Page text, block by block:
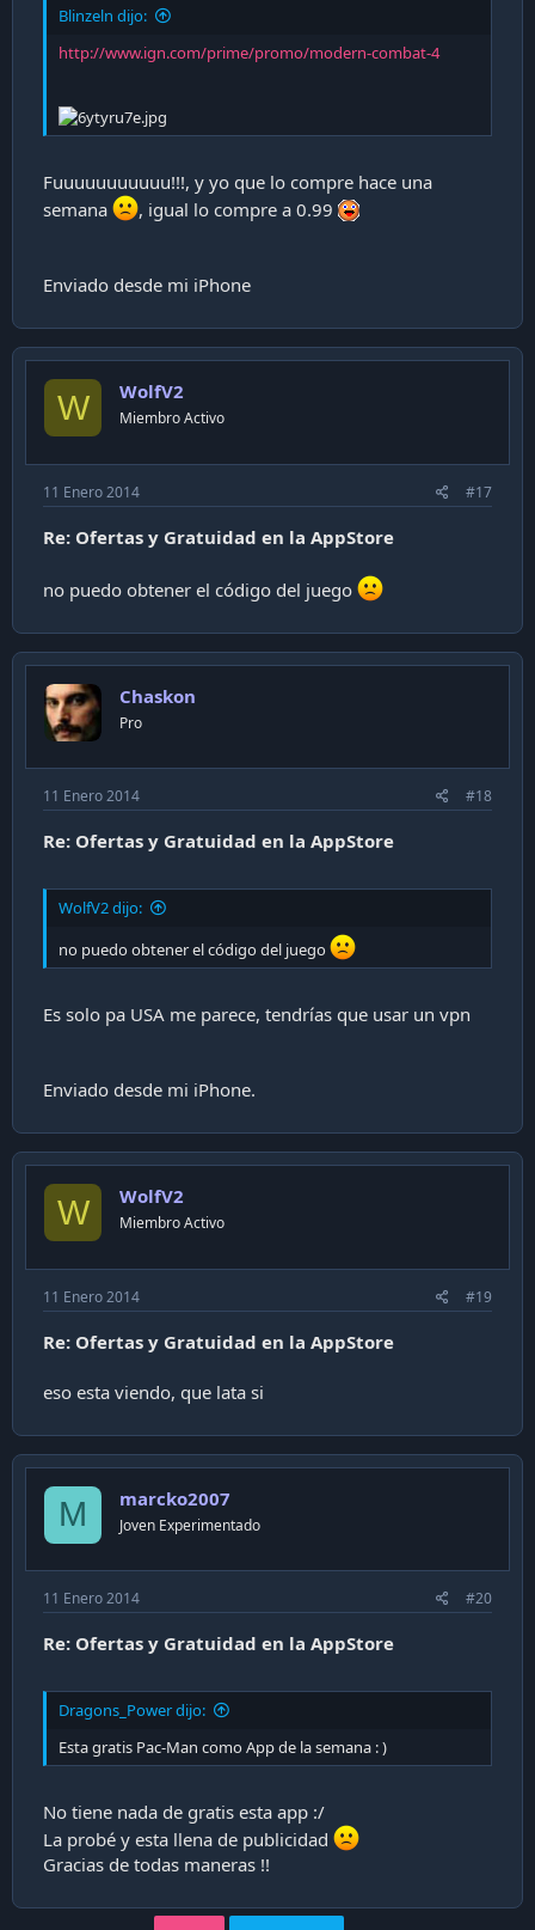
Blinzeln dijo:
http://www.ign.com/prime/promo/modern-combat-4
Fuuuuuuuuuuu!!!, y yo que lo compre hace una
semana
, igual lo compre a 0.99
Enviado desde mi iPhone
W WolfV2
Miembro Activo
11 Enero 2014 #17
Re: Ofertas y Gratuidad en la AppStore
no puedo obtener el código del juego
Chaskon
Pro
11 Enero 2014 #18
Re: Ofertas y Gratuidad en la AppStore
WolfV2 dijo:
no puedo obtener el código del juego
Es solo pa USA me parece, tendrías que usar un vpn
Enviado desde mi iPhone.
W WolfV2
Miembro Activo
11 Enero 2014 #19
Re: Ofertas y Gratuidad en la AppStore
eso esta viendo, que lata si
M marcko2007
Joven Experimentado
11 Enero 2014 #20
Re: Ofertas y Gratuidad en la AppStore
Dragons_Power dijo:
Esta gratis Pac-Man como App de la semana : )
No tiene nada de gratis esta app :/
La probé y esta llena de publicidad
Gracias de todas maneras !!